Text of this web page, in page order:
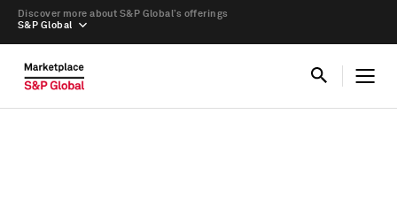
S&P Global
Discover more about S&P Global’s offerings